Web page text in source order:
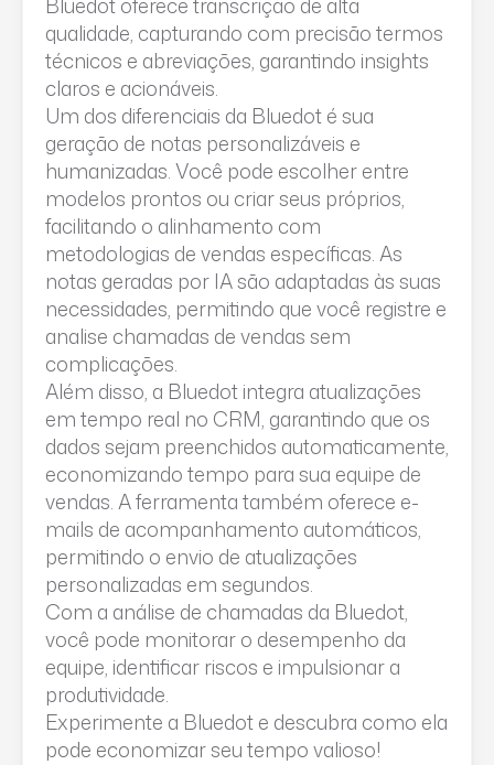
qualidade, capturando com precisão termos
técnicos e abreviações, garantindo insights
claros e acionáveis.
Um dos diferenciais da Bluedot é sua
geração de notas personalizáveis e
humanizadas. Você pode escolher entre
modelos prontos ou criar seus próprios,
facilitando o alinhamento com
metodologias de vendas específicas. As
notas geradas por IA são adaptadas às suas
necessidades, permitindo que você registre e
analise chamadas de vendas sem
complicações.
Além disso, a Bluedot integra atualizações
em tempo real no CRM, garantindo que os
dados sejam preenchidos automaticamente,
economizando tempo para sua equipe de
vendas. A ferramenta também oferece e-
mails de acompanhamento automáticos,
permitindo o envio de atualizações
personalizadas em segundos.
Com a análise de chamadas da Bluedot,
você pode monitorar o desempenho da
equipe, identificar riscos e impulsionar a
produtividade.
Experimente a Bluedot e descubra como ela
pode economizar seu tempo valioso!